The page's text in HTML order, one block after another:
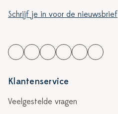
Schrijf je in voor de nieuwsbrief
Klantenservice
Veelgestelde vragen